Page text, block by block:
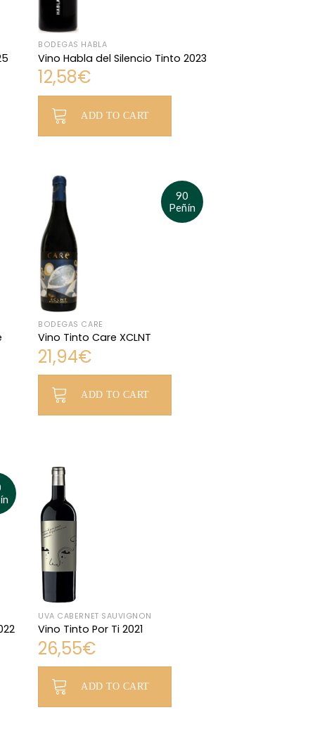
BODEGAS HABLA
Vino Habla del Silencio Tinto 2023
12,58€
ADD TO CART
90
Peñín
BODEGAS CARE
Vino Tinto Care XCLNT
21,94€
ADD TO CART
UVA CABERNET SAUVIGNON
Vino Tinto Por Ti 2021
26,55€
ADD TO CART